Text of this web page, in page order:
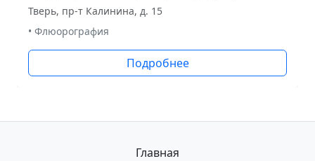
Тверь, пр-т Калинина, д. 15
• Флюорография
Подробнее
Главная